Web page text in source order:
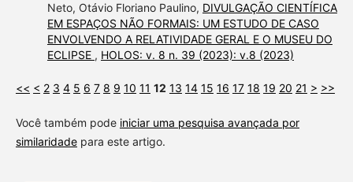
Neto, Otávio Floriano Paulino, DIVULGAÇÃO CIENTÍFICA
EM ESPAÇOS NÃO FORMAIS: UM ESTUDO DE CASO
ENVOLVENDO A RELATIVIDADE GERAL E O MUSEU DO
ECLIPSE , HOLOS: v. 8 n. 39 (2023): v.8 (2023)
<< < 2 3 4 5 6 7 8 9 10 11 12 13 14 15 16 17 18 19 20 21 > >>
Você também pode iniciar uma pesquisa avançada por
similaridadepara este artigo.